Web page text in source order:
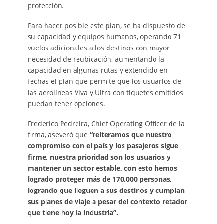
protección.
Para hacer posible este plan, se ha dispuesto de
su capacidad y equipos humanos, operando 71
vuelos adicionales a los destinos con mayor
necesidad de reubicación, aumentando la
capacidad en algunas rutas y extendido en
fechas el plan que permite que los usuarios de
las aerolíneas Viva y Ultra con tiquetes emitidos
puedan tener opciones.
Frederico Pedreira, Chief Operating Officer de la
firma, aseveró que “reiteramos que nuestro
compromiso con el país y los pasajeros sigue
firme, nuestra prioridad son los usuarios y
mantener un sector estable, con esto hemos
logrado proteger más de 170.000 personas,
logrando que lleguen a sus destinos y cumplan
sus planes de viaje a pesar del contexto retador
que tiene hoy la industria”.